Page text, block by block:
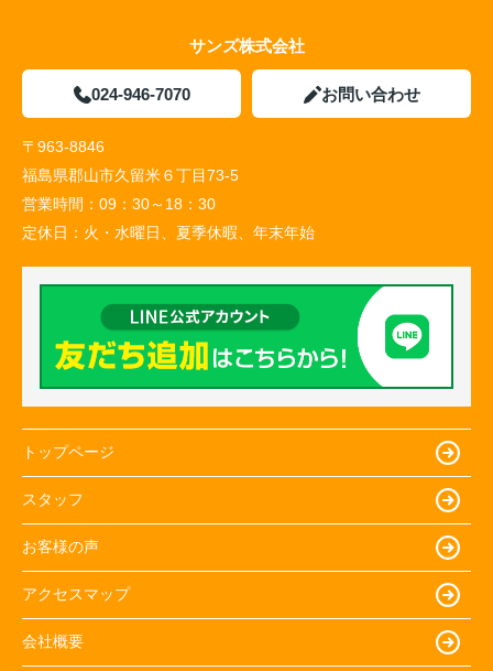
サンズ株式会社
024-946-7070 お問い合わせ
〒963-8846
福島県郡山市久留米６丁目73-5
営業時間： 09：30～18：30
定休日： 火・水曜日、夏季休暇、年末年始
トップページ
スタッフ
お客様の声
アクセスマップ
会社概要